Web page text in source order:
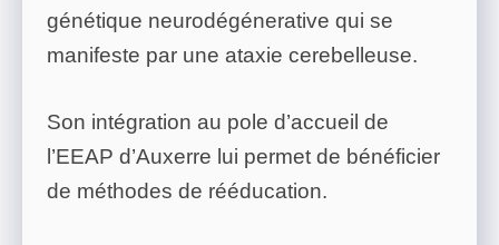
génétique neurodégénerative qui se
manifeste par une ataxie cerebelleuse.
Son intégration au pole d’accueil de
l’EEAP d’Auxerre lui permet de bénéficier
de méthodes de rééducation.